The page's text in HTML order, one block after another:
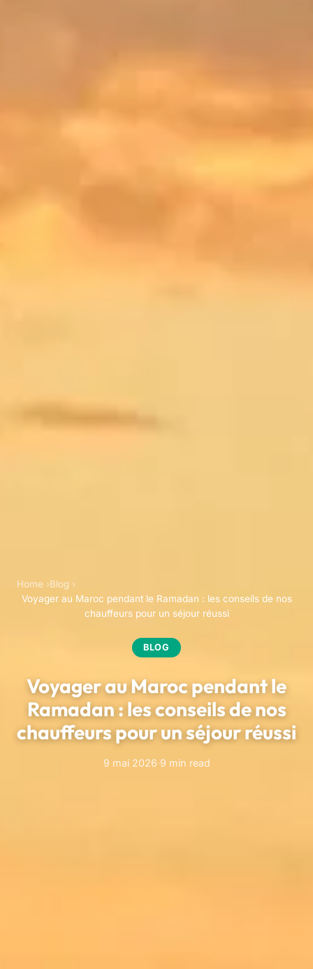
Home
Blog
Voyager au Maroc pendant le Ramadan : les conseils de nos
chauffeurs pour un séjour réussi
BLOG
Voyager au Maroc pendant le
Ramadan : les conseils de nos
chauffeurs pour un séjour réussi
9 mai 2026·9 min read